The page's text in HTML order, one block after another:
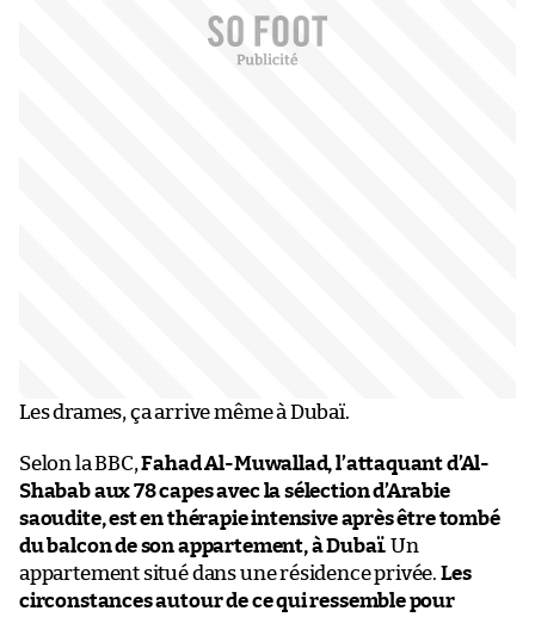
Les drames, ça arrive même à Dubaï.
Selon la BBC,Fahad Al-Muwallad, l’attaquant d’Al-
Shabab aux 78 capes avec la sélection d’Arabie
saoudite, est en thérapie intensive après être tombé
du balcon de son appartement, à Dubaï. Un
appartement situé dans une résidence privée. Les
circonstances autour de ce qui ressemble pour